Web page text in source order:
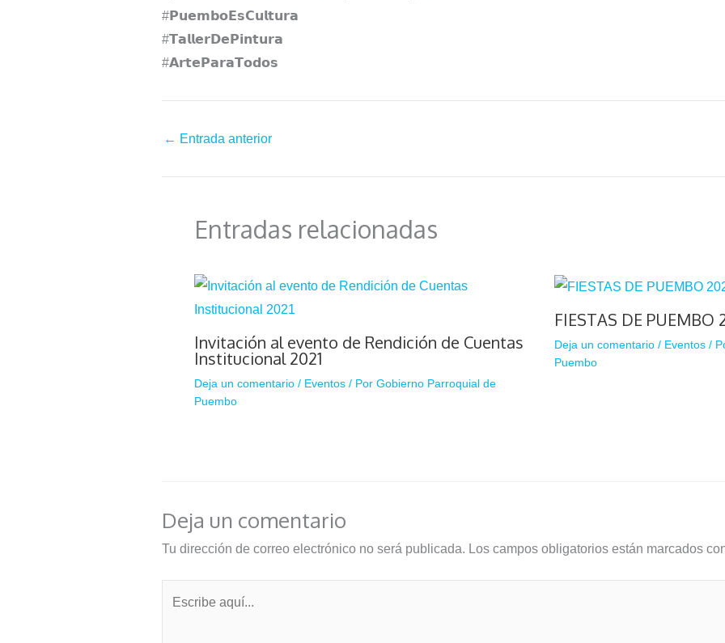
#𝗣𝘂𝗲𝗺𝗯𝗼𝗘𝘀𝗖𝘂𝗹𝘁𝘂𝗿𝗮
#𝗧𝗮𝗹𝗹𝗲𝗿𝗗𝗲𝗣𝗶𝗻𝘁𝘂𝗿𝗮
#𝗔𝗿𝘁𝗲𝗣𝗮𝗿𝗮𝗧𝗼𝗱𝗼𝘀
← Entrada anterior
Entradas relacionadas
Invitación al evento de Rendición de Cuentas
Institucional 2021
Deja un comentario / Eventos / Por Gobierno Parroquial de
Puembo
FIESTAS DE PUEMBO
Deja un comentario / Eventos/
Puembo
Deja un comentario
Tu dirección de correo electrónico no será publicada. Los campos obligatorios están marcados